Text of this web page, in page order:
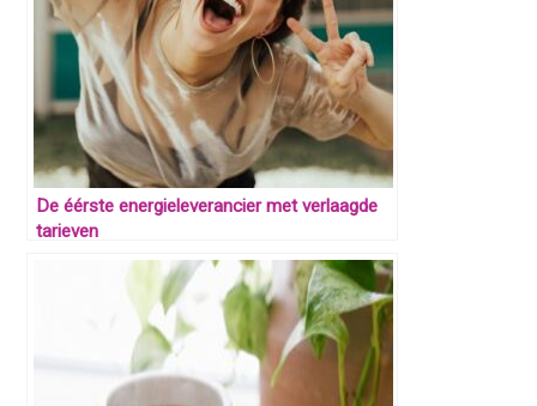
De éérste energieleverancier met verlaagde
tarieven